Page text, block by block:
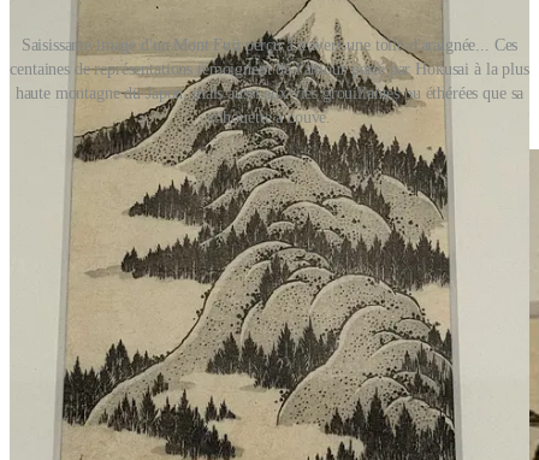
Saisissante image d'un Mont Fuji perçu à travers une toile d'araignée... Ces
centaines de représentations témoignent de l'amour porté par Hokusai à la plus
haute montagne du Japon, mais aussi aux vies grouillantes ou éthérées que sa
silhouette a couvé.